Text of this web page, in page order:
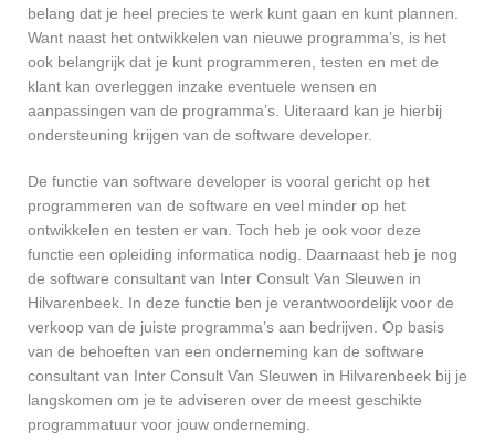
belang dat je heel precies te werk kunt gaan en kunt plannen.
Want naast het ontwikkelen van nieuwe programma’s, is het
ook belangrijk dat je kunt programmeren, testen en met de
klant kan overleggen inzake eventuele wensen en
aanpassingen van de programma’s. Uiteraard kan je hierbij
ondersteuning krijgen van de software developer.
De functie van software developer is vooral gericht op het
programmeren van de software en veel minder op het
ontwikkelen en testen er van. Toch heb je ook voor deze
functie een opleiding informatica nodig. Daarnaast heb je nog
de software consultant van Inter Consult Van Sleuwen in
Hilvarenbeek. In deze functie ben je verantwoordelijk voor de
verkoop van de juiste programma’s aan bedrijven. Op basis
van de behoeften van een onderneming kan de software
consultant van Inter Consult Van Sleuwen in Hilvarenbeek bij je
langskomen om je te adviseren over de meest geschikte
programmatuur voor jouw onderneming.